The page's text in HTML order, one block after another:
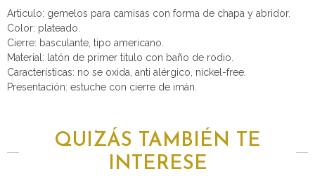
Articulo: gemelos para camisas con forma de chapa y abridor.
Color: plateado.
Cierre: basculante, tipo americano.
Material: latón de primer titulo con baño de rodio.
Características: no se oxida, anti alérgico, nickel-free.
Presentación: estuche con cierre de imán.
QUIZÁS TAMBIÉN TE
INTERESE